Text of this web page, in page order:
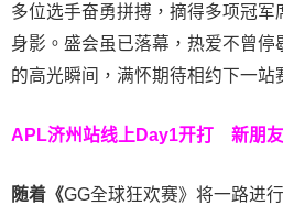
多位选手奋勇拼搏，摘得多项冠军
身影。盛会虽已落幕，热爱不曾停
的高光瞬间，满怀期待相约下一站
APL济州站线上Day1开打 新朋
随着《GG全球狂欢赛》将一路进